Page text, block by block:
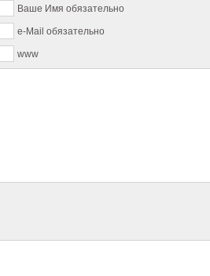
Ваше Имя обязательно
e-Mail обязательно
www